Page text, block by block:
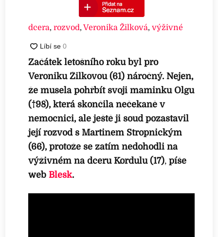
dcera,rozvod,Veronika Žilková,výživné
Začátek letošního roku byl pro
Veroniku Žilkovou (61) náročný. Nejen,
že musela pohřbít svoji maminku Olgu
(†98), která skončila nečekaně v
nemocnici, ale ještě ji soud pozastavil
její rozvod s Martinem Stropnickým
(66), protože se zatím nedohodli na
výživném na dceru Kordulu (17),píše
webBlesk.